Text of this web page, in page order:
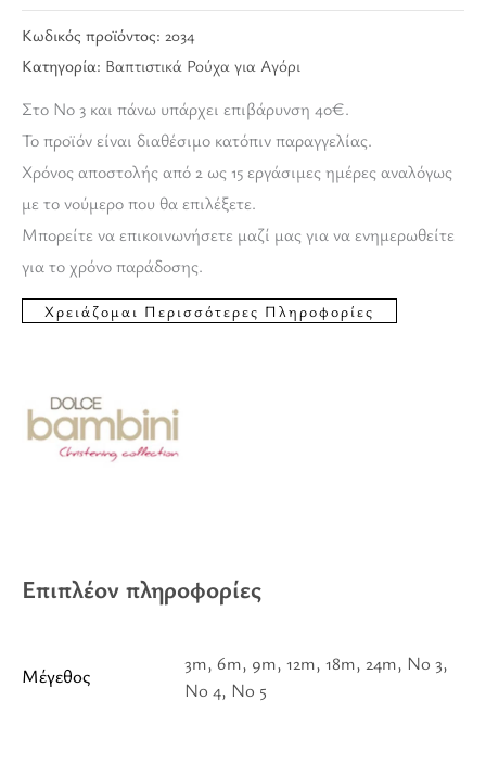
Κωδικός προϊόντος: 2034
Κατηγορία: Βαπτιστικά Ρούχα για Αγόρι
Στο Νο 3 και πάνω υπάρχει επιβάρυνση 40€.
Το προϊόν είναι διαθέσιμο κατόπιν παραγγελίας.
Χρόνος αποστολής από 2 ως 15 εργάσιμες ημέρες αναλόγως
με το νούμερο που θα επιλέξετε.
Μπορείτε να επικοινωνήσετε μαζί μας για να ενημερωθείτε
για το χρόνο παράδοσης.
Επιπλέον πληροφορίες
Μέγεθος
3m, 6m, 9m, 12m, 18m, 24m, No 3,
No 4, No 5